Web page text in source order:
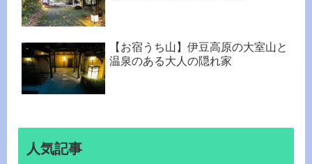
【お宿うち山】伊豆高原の大室山と
温泉のある大人の隠れ家
人気記事